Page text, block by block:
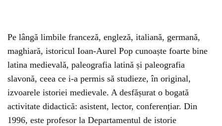
Pe lângă limbile franceză, engleză, italiană, germană,
maghiară, istoricul Ioan-Aurel Pop cunoaște foarte bine
latina medievală, paleografia latină și paleografia
slavonă, ceea ce i-a permis să studieze, în original,
izvoarele istoriei medievale. A desfășurat o bogată
activitate didactică: asistent, lector, conferențiar. Din
1996, este profesor la Departamentul de istorie